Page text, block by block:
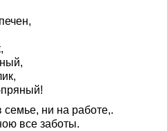
пряный!
семье, ни на работе,.
все заботы.